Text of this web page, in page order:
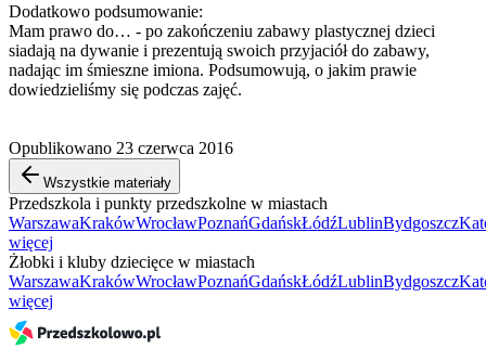
Dodatkowo podsumowanie:
Mam prawo do… - po zakończeniu zabawy plastycznej dzieci
siadają na dywanie i prezentują swoich przyjaciół do zabawy,
nadając im śmieszne imiona. Podsumowują, o jakim prawie
dowiedzieliśmy się podczas zajęć.
Opublikowano 23 czerwca 2016
Wszystkie materiały
Przedszkola i punkty przedszkolne w miastach
WarszawaKrakówWrocławPoznańGdańskŁódźLublinBydgoszcz
więcej
Żłobki i kluby dziecięce w miastach
WarszawaKrakówWrocławPoznańGdańskŁódźLublinBydgoszcz
więcej